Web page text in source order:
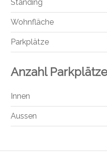
Standing
Wohnfläche
Parkplätze
Anzahl
Innen
Aussen